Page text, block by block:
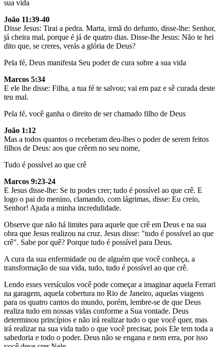
sua vida
João 11:39-40
Disse Jesus: Tirai a pedra. Marta, irmã do defunto, disse-lhe: Senhor,
já cheira mal, porque é já de quatro dias. Disse-lhe Jesus: Não te hei
dito que, se creres, verás a glória de Deus?
Pela fé, Deus manifesta Seu poder de cura sobre a sua vida
Marcos 5:34
E ele lhe disse: Filha, a tua fé te salvou; vai em paz e sê curada deste
teu mal.
Pela fé, você ganha o direito de ser chamado filho de Deus
João 1:12
Mas a todos quantos o receberam deu-lhes o poder de serem feitos
filhos de Deus: aos que crêem no seu nome,
Tudo é possível ao que crê
Marcos 9:23-24
E Jesus disse-lhe: Se tu podes crer; tudo é possível ao que crê. E
logo o pai do menino, clamando, com lágrimas, disse: Eu creio,
Senhor! Ajuda a minha incredulidade.
Observe que não há limites para aquele que crê em Deus e na sua
obra que Jesus realizou na cruz. Jesus disse: "tudo é possível ao que
crê". Sabe por quê? Porque tudo é possível para Deus.
A cura da sua enfermidade ou de alguém que você conheça, a
transformação de sua vida, tudo, tudo é possível ao que crê.
Lendo esses versículos você pode começar a imaginar aquela Ferrari
na garagem, aquela cobertura no Rio de Janeiro, aquelas viagens
para os quatro cantos do mundo, porém, lembre-se de que Deus
realiza tudo em nossas vidas conforme a Sua vontade. Deus
determinou princípios e não irá realizar tudo o que você quer, mas
irá realizar na sua vida tudo o que você precisar, pois Ele tem toda a
sabedoria e todo o poder. Deus não se engana e nem erra, por isso